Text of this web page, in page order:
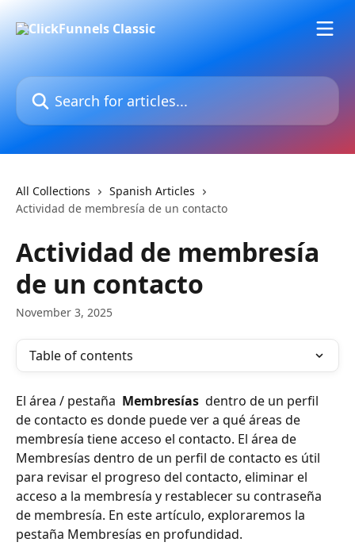
Search for articles...
All Collections
Spanish Articles
Actividad de membresía de un contacto
Actividad de membresía
de un contacto
November 3, 2025
Table of contents
El área / pestaña Membresías dentro de un perfil
de contacto es donde puede ver a qué áreas de
membresía tiene acceso el contacto. El área de
Membresías dentro de un perfil de contacto es útil
para revisar el progreso del contacto, eliminar el
acceso a la membresía y restablecer su contraseña
de membresía. En este artículo, exploraremos la
pestaña Membresías en profundidad.